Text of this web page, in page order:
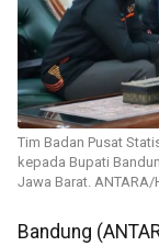
Tim Badan Pusat
kepada Bupati
Jawa Barat.
Bandung